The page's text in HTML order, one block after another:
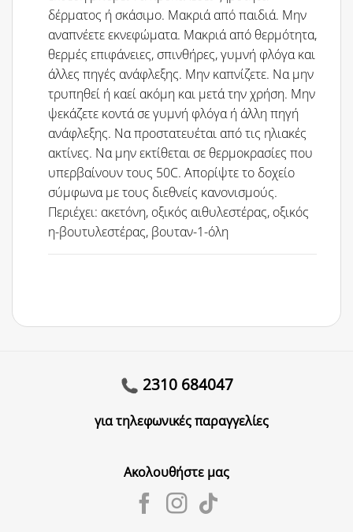
δέρματος ή σκάσιμο. Μακριά από παιδιά. Μην
αναπνέετε εκνεφώματα. Μακριά από θερμότητα,
θερμές επιφάνειες, σπινθήρες, γυμνή φλόγα και
άλλες πηγές ανάφλεξης. Μην καπνίζετε. Να μην
τρυπηθεί ή καεί ακόμη και μετά την χρήση. Μην
ψεκάζετε κοντά σε γυμνή φλόγα ή άλλη πηγή
ανάφλεξης. Να προστατευέται από τις ηλιακές
ακτίνες. Να μην εκτίθεται σε θερμοκρασίες που
υπερβαίνουν τους 50C. Απορίψτε το δοχείο
σύμφωνα με τους διεθνείς κανονισμούς.
Περιέχει: ακετόνη, οξικός αιθυλεστέρας, οξικός
η-βουτυλεστέρας, βουταν-1-όλη
2310 684047
για τηλεφωνικές παραγγελίες
Ακολουθήστε μας